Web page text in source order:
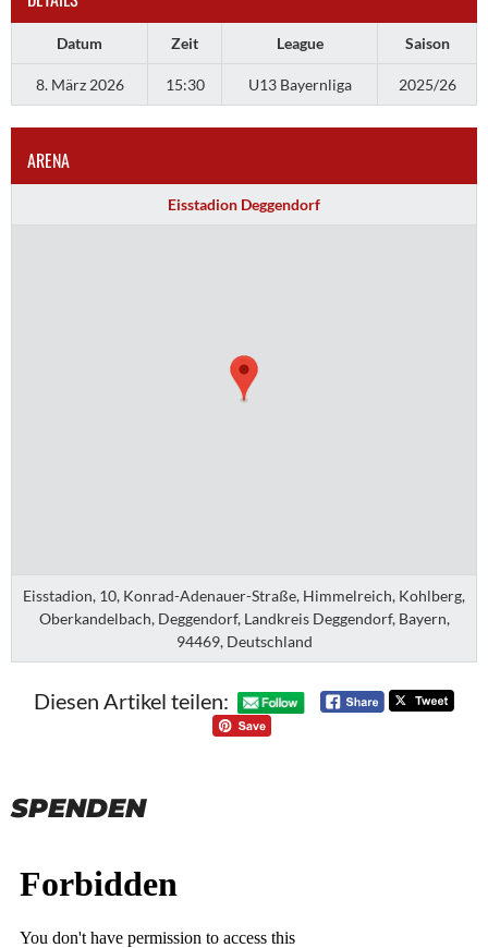
Datum Zeit League Saison
8. März 2026 15:30 U13 Bayernliga 2025/26
ARENA
Eisstadion Deggendorf
Eisstadion, 10, Konrad-Adenauer-Straße, Himmelreich, Kohlberg,
Oberkandelbach, Deggendorf, Landkreis Deggendorf, Bayern,
94469, Deutschland
Diesen Artikel teilen:
SPENDEN